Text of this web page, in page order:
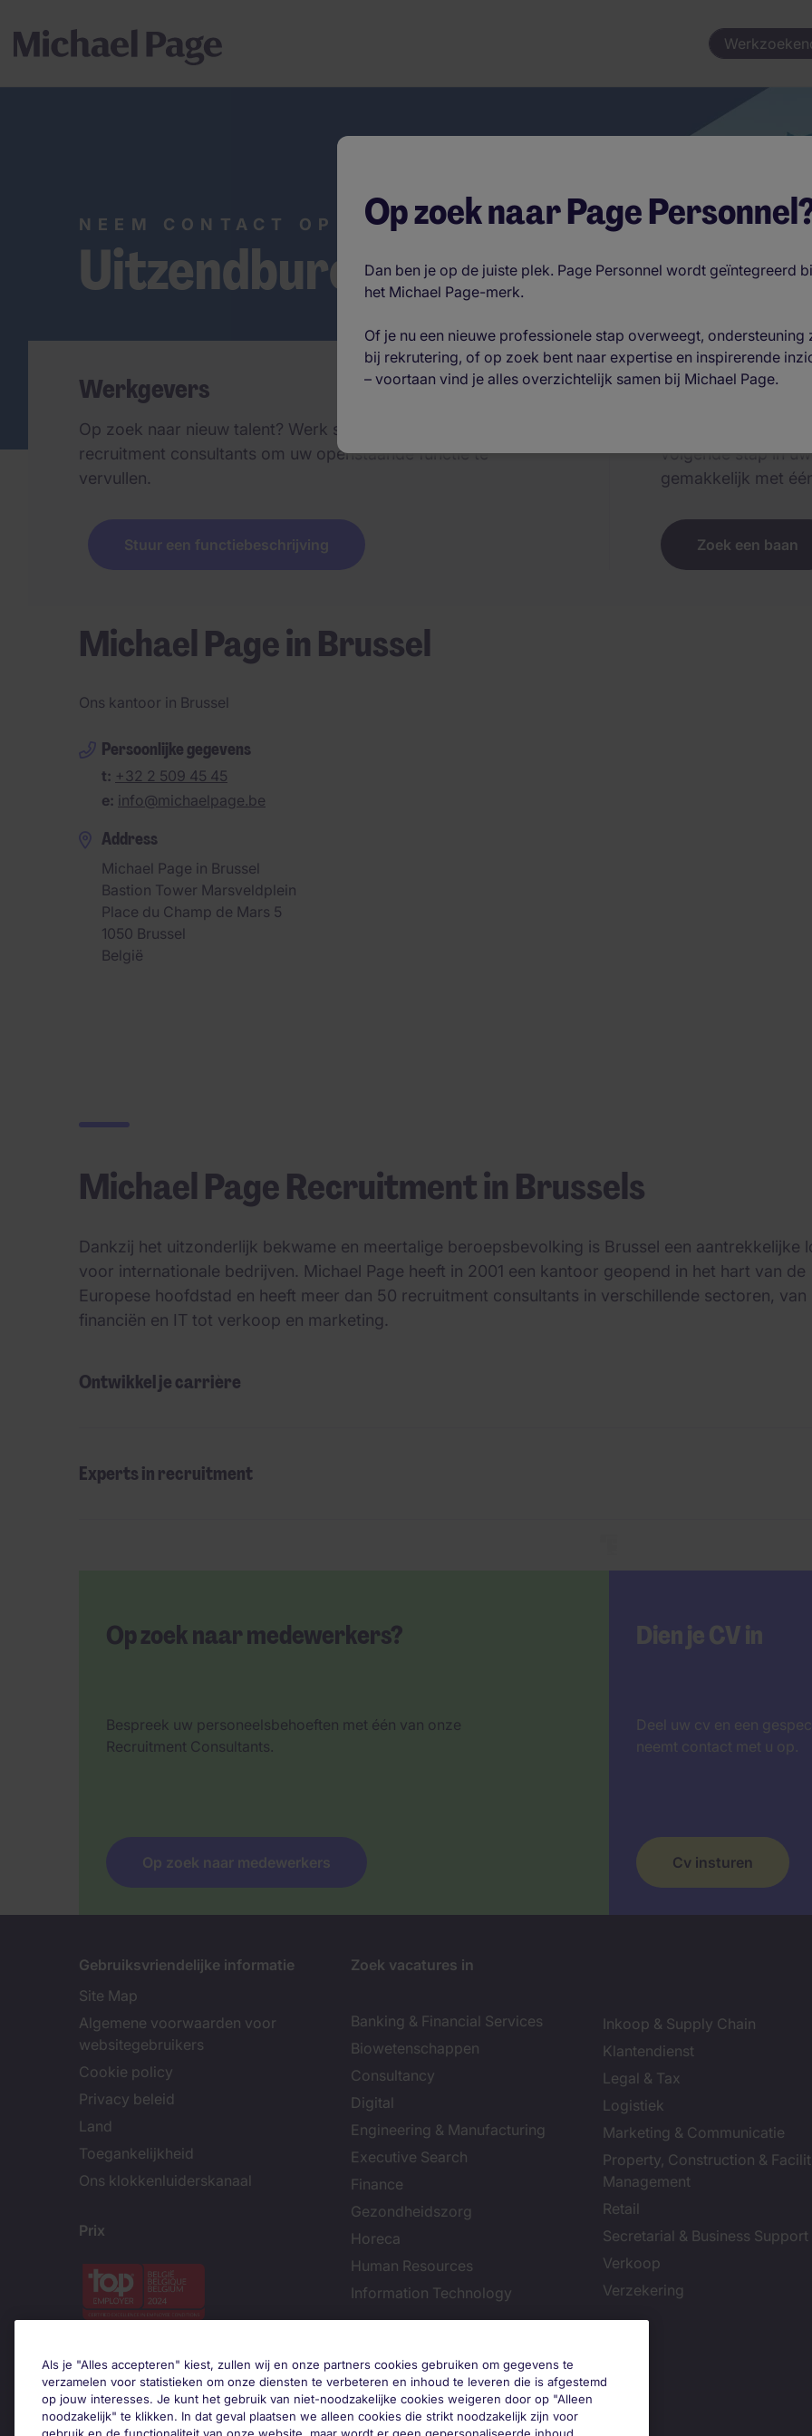
Op zoek naar Page
Dan ben je op de juiste plek. Page Personnel wordt geïntegreerd
het Michael Page-merk.
Of je nu een nieuwe professionele stap overweegt, ondersteuning
bij rekrutering, of op zoek bent naar expertise en inspirerende
– voortaan vind je alles overzichtelijk samen bij Michael Page.
Uitzendbureau Brussel
NEEM CONTACT OP
Werkgevers
Op zoek naar nieuw talent? Werk samen met een van onze
recruitment consultants om uw openstaande functie te
vervullen.
Stuur een functiebeschrijving
Begin vandaag
volgende stap in
gemakkelijk met
Zoek een baan
Michael Page in Brussel
Ons kantoor in Brussel
Persoonlijke gegevens
t: +32 2 509 45 45
e: info@michaelpage.be
Address
Michael Page in Brussel
Bastion Tower Marsveldplein
Place du Champ de Mars 5
1050 Brussel
België
Michael Page Recruitment in Brussels
Dankzij het uitzonderlijk bekwame en meertalige beroepsbevolking is Brussel een aantrekkelijke
voor internationale bedrijven. Michael Page heeft in 2001 een kantoor geopend in het hart van de
Europese hoofdstad en heeft meer dan 50 recruitment consultants in verschillende sectoren, van
financiën en IT tot verkoop en marketing.
Ontwikkel je carrière
Experts in recruitment
Op zoek naar medewerkers?
Bespreek uw personeelsbehoeften met één van onze
Recruitment Consultants.
Op zoek naar medewerkers
Dien je CV in
Deel uw cv en een
neemt contact met u op.
Cv insturen
Gebruiksvriendelijke informatie
Site Map
Algemene voorwaarden voor
websitegebruikers
Cookie policy
Privacy beleid
Land
Toegankelijkheid
Ons klokkenluiderskanaal
Prix
Zoek vacatures in
Banking & Financial Services
Biowetenschappen
Consultancy
Digital
Engineering & Manufacturing
Executive Search
Finance
Gezondheidszorg
Horeca
Human Resources
Information Technology
Inkoop & Supply Chain
Klantendienst
Legal & Tax
Logistiek
Marketing & Communicatie
Property, Construction &
Management
Retail
Secretarial & Business Support
Verkoop
Verzekering
Als je "Alles accepteren" kiest, zullen wij en onze partners cookies gebruiken om gegevens te
verzamelen voor statistieken om onze diensten te verbeteren en inhoud te leveren die is afgestemd
op jouw interesses. Je kunt het gebruik van niet-noodzakelijke cookies weigeren door op "Alleen
noodzakelijk" te klikken. In dat geval plaatsen we alleen cookies die strikt noodzakelijk zijn voor